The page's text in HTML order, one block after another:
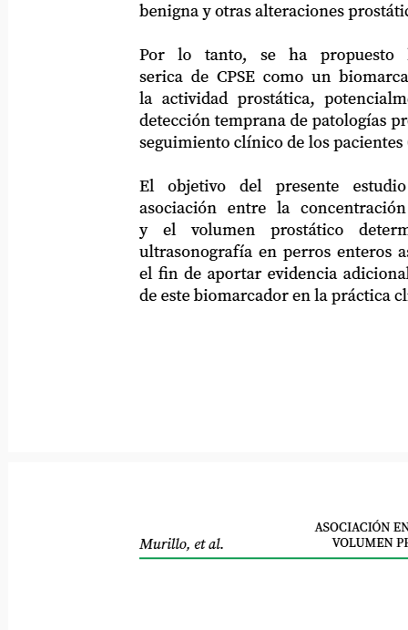
benigna y otras alteraciones prostáticas
Por lo tanto, se ha propuesto
serica de CPSE como un
la actividad prostática,
detección temprana de patologías
seguimiento clínico de los pacientes
El objetivo del presente
estudio
asociación
entre la
concentración
y
el volumen prostático
ultrasonografía en perros enteros
el fin de aportar evidencia adicional
de este biomarcador en la práctica
ASOCIACIÓN
VOLUMEN
Murillo, et al.